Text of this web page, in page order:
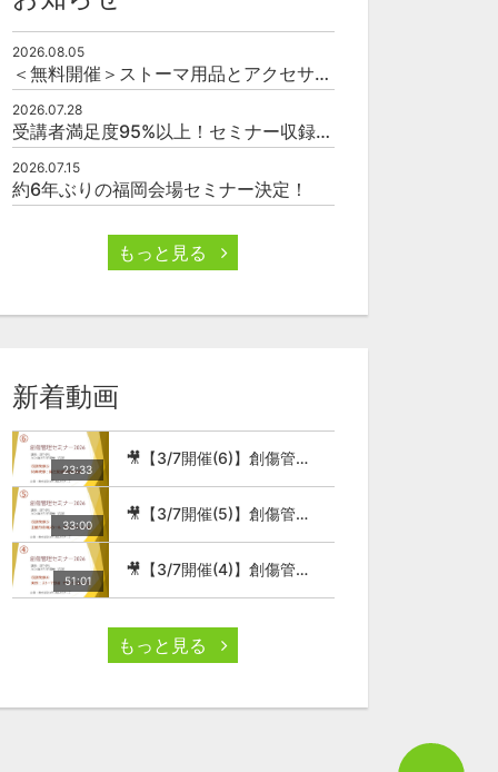
🎥認知症の基礎12_レビー小体型認知症とは？
無料
5
0
2026.08.05
＜無料開催＞ストーマ用品とアクセサリーの使い方（オンライン）
2026.07.28
受講者満足度95%以上！セミナー収録映像の厳選販売
2026.07.15
約6年ぶりの福岡会場セミナー決定！
もっと見る
新着動画
23:33
🎥【3/7開催(6)】創傷管理セミナー2026
33:00
🎥【3/7開催(5)】創傷管理セミナー2026
51:01
🎥【3/7開催(4)】創傷管理セミナー2026
もっと見る